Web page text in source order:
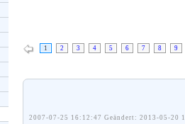
1 2 3 4 5 6 7 8 9
2007-07-25 16:12:47 Geändert: 2013-05-20